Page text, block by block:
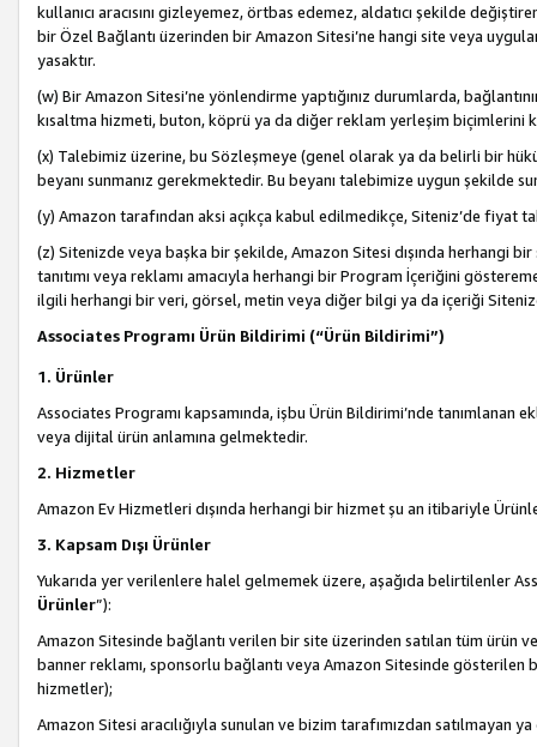
kullanıcı aracısını gizleyemez, örtbas edemez, aldatıcı şekilde
bir Özel Bağlantı üzerinden bir Amazon Sitesi’ne hangi site veya
yasaktır.
(w) Bir Amazon Sitesi’ne yönlendirme yaptığınız durumlarda,
kısaltma hizmeti, buton, köprü ya da diğer reklam yerleşim biçimlerini
(x) Talebimiz üzerine, bu Sözleşmeye (genel olarak ya da belirli bir
beyanı sunmanız gerekmektedir. Bu beyanı talebimize uygun şekilde
(y) Amazon tarafından aksi açıkça kabul edilmedikçe, Siteniz’de fiyat
(z) Sitenizde veya başka bir şekilde, Amazon Sitesi dışında herhangi
tanıtımı veya reklamı amacıyla herhangi bir Program İçeriğini
ilgili herhangi bir veri, görsel, metin veya diğer bilgi ya da içeriği
Associates Programı Ürün Bildirimi (“Ürün Bildirimi”)
1. Ürünler
Associates Programı kapsamında, işbu Ürün Bildirimi’nde
veya dijital ürün anlamına gelmektedir.
2. Hizmetler
Amazon Ev Hizmetleri dışında herhangi bir hizmet şu an itibariyle
3. Kapsam Dışı Ürünler
Yukarıda yer verilenlere halel gelmemek üzere, aşağıda belirtilenler
Ürünler”):
Amazon Sitesinde bağlantı verilen bir site üzerinden satılan tüm ürün
banner reklamı, sponsorlu bağlantı veya Amazon Sitesinde gösterilen
hizmetler);
Amazon Sitesi aracılığıyla sunulan ve bizim tarafımızdan satılmayan